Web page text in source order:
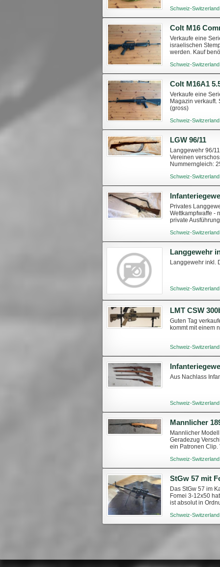
Schweiz-
Colt M16
Verkaufe eine
israelischen
werden. Kauf
Schweiz-
Colt M16A1
Verkaufe eine
Magazin verkauft.
(gross)
Schweiz-
LGW 96/11
Langgewehr 96/
Vereinen
Nummerngleich:
Schweiz-
Privates
Wettkampfwaffe -
private
Schweiz-
Langgewehr
Langgewehr inkl.
Schweiz-
LMT CSW
Guten Tag
kommt mit einem
Schweiz-
Aus Nachlass
Schweiz-
Mannlicher
Mannlicher
Geradezug
ein Patronen Clip.
Schweiz-
StGw 57 mit
Das StGw 57 im
Fomei 3-12x50
ist absolut in
Schweiz-